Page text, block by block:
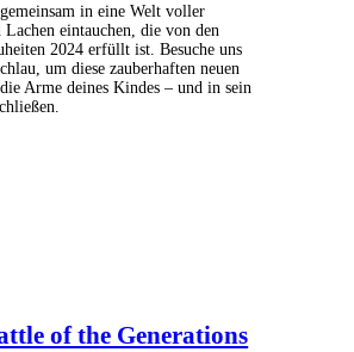
in eine Welt voller
Lachen eintauchen, die von den
2024 erfüllt ist. Besuche uns
um diese zauberhaften neuen
Arme deines Kindes – und in sein
of the Generations